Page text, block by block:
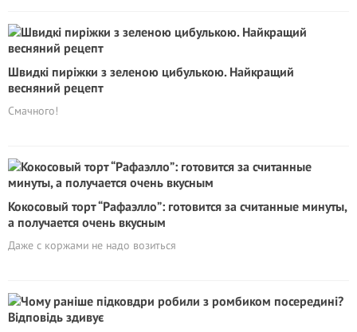
Швидкі пиріжки з зеленою цибулькою. Найкращий
весняний рецепт
Смачного!
Кокосовый торт “Рафаэлло”: готовится за считанные минуты,
а получается очень вкусным
Даже с коржами не надо возиться